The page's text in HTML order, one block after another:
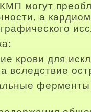
могут
а
крови для
вследствие
ферменты